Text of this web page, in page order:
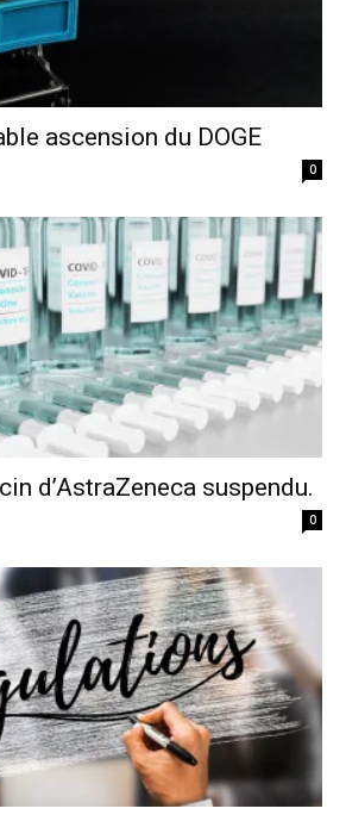
ascension du DOGE
0
d’AstraZeneca suspendu.
0